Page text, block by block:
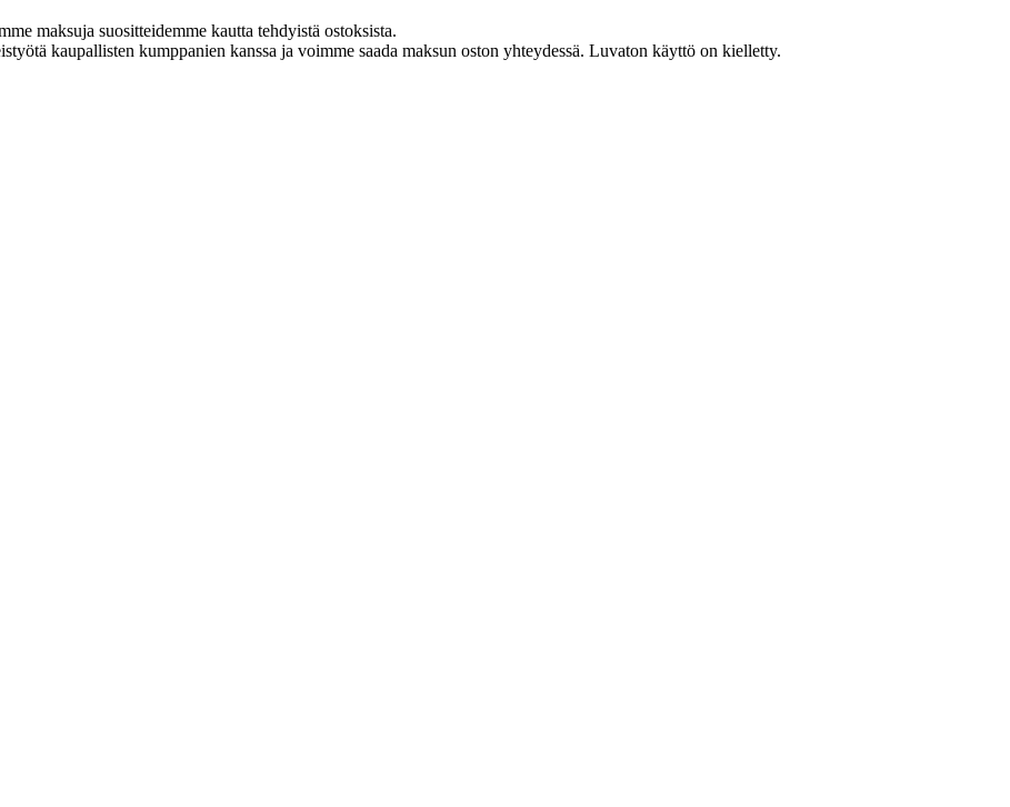
maksuja suositteidemme kautta tehdyistä ostoksista.
kaupallisten kumppanien kanssa ja voimme saada maksun oston yhteydessä. Luvaton käyttö on kielletty.